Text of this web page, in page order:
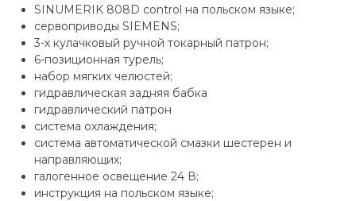
SINUMERIK 808D control на польском языке;
сервоприводы SIEMENS;
3-х кулачковый ручной токарный патрон;
6-позиционная турель;
набор мягких челюстей;
гидравлическая задняя бабка
гидравлический патрон
система охлаждения;
система автоматической смазки шестерен и
направляющих;
галогенное освещение 24 В;
инструкция на польском языке;